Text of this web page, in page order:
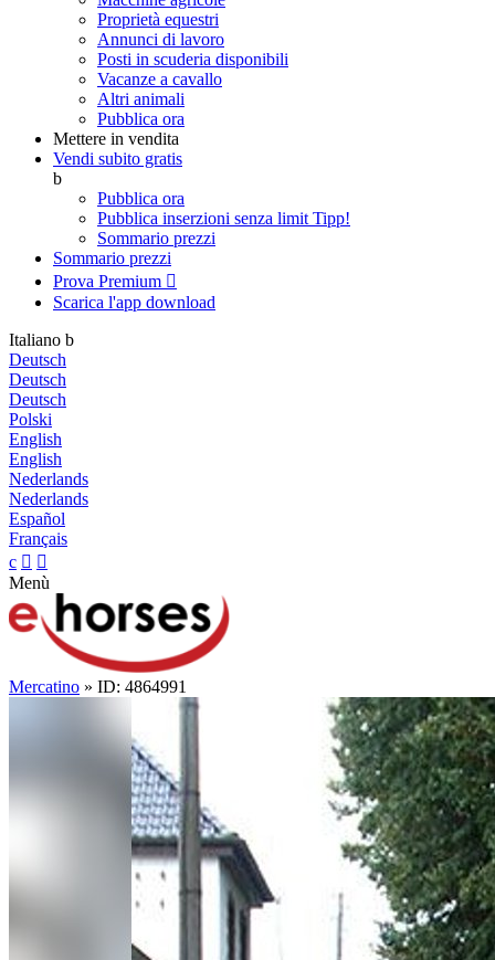
Proprietà equestri
Annunci di lavoro
Posti in scuderia disponibili
Vacanze a cavallo
Altri animali
Pubblica ora
Mettere in vendita
Vendi subito gratis
b
Pubblica ora
Pubblica inserzioni senza limit Tipp!
Sommario prezzi
Sommario prezzi
Prova Premium 
Scarica l'app download
Italiano b
Deutsch
Deutsch
Deutsch
Polski
English
English
Nederlands
Nederlands
Español
Français
c  
Menù
Mercatino » ID: 4864991